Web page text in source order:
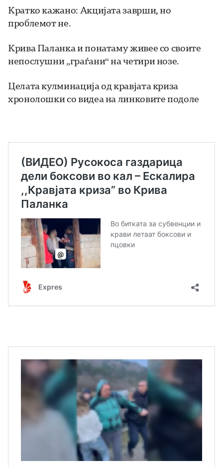
Кратко кажано: Акцијата заврши, но
проблемот не.
Крива Паланка и понатаму живее со своите
непослушни „граѓани“ на четири нозе.
Целата кулминација од кравјата криза
хронолошки со видеа на линковите подоле